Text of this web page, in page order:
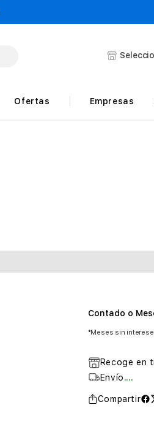
Ofertas Empresas
Contado o
*Meses sin
Recoge en
Envío....
Compartir